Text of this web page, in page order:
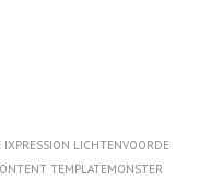
LICHTENVOORDE
TEMPLATEMONSTER